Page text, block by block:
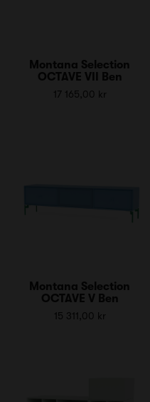
Montana Selection
OCTAVE VII Ben
17 165,00 kr
Montana Selection
OCTAVE V Ben
15 311,00 kr